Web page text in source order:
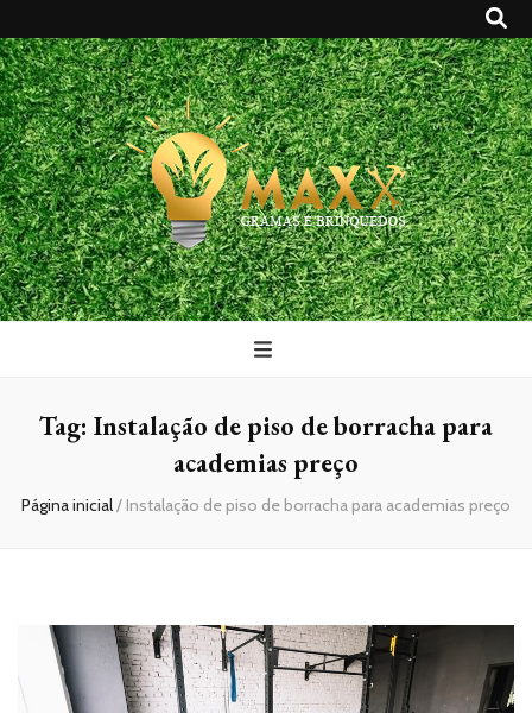
Maxx Gramas
Blog
Tag: Instalação de piso de borracha para
academias preço
Página inicial/ Instalação de piso de borracha para academias preço